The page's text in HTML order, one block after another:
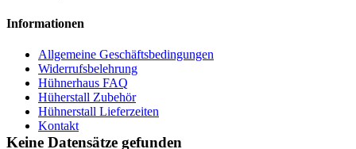
Keine Datensätze gefunden
Informationen
Allgemeine Geschäftsbedingungen
Widerrufsbelehrung
Hühnerhaus FAQ
Hüherstall Zubehör
Hühnerstall Lieferzeiten
Kontakt